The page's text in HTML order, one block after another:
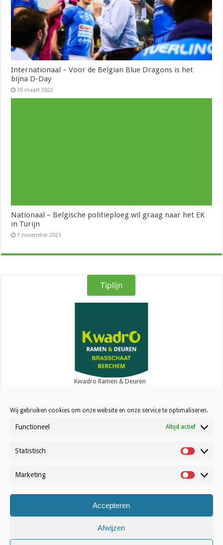
Wij gebruiken cookies om onze website en onze service te optimaliseren.
Functioneel Altijd actief
Statistisch Statistisch
Marketing
Accepteren
Afwijzen
Internationaal – Voor de Belgian Blue Dragons is het
bijna D-Day
30 maart 2022
Nationaal – Belgische politieploeg wil graag naar het EK
in Turijn
1 november 2021
Tiplijn
Kwadro Ramen & Deuren
Contact
© Volleynews.be2026
Algemene voorwaarden|Privacy